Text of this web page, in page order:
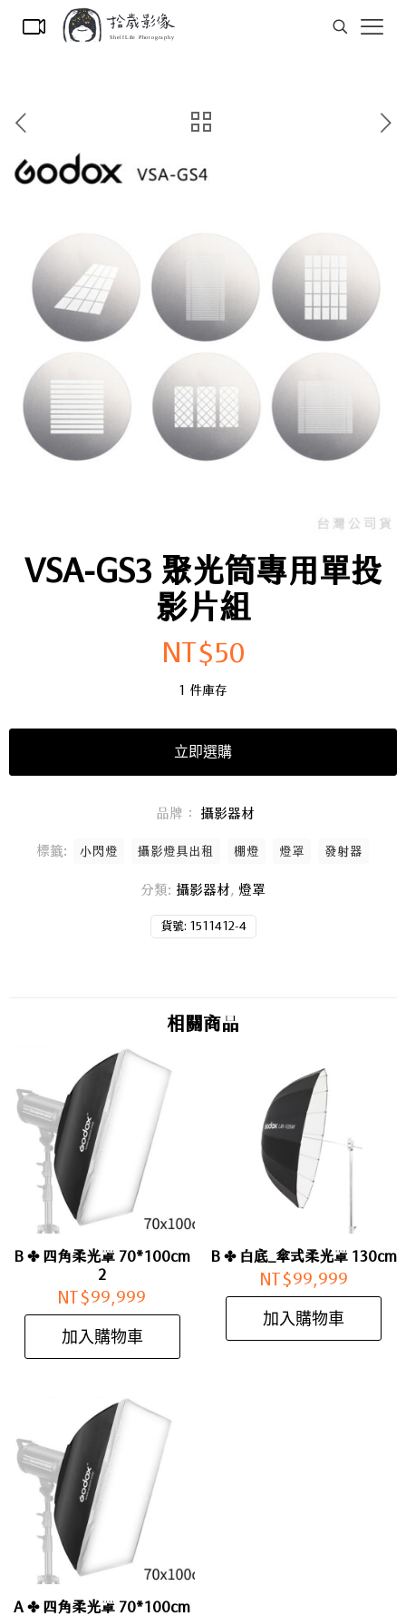
VSA-GS3 聚光筒專用單投
影片組
NT$50
1 件庫存
立即選購
貨號: 1511412-4
分類: 攝影器材 , 燈罩
標籤: 小閃燈 攝影燈具出租 棚燈 燈罩 發射器
品牌： 攝影器材
相關商品
B ✤ 四角柔光罩 70*100cm
2
NT$99,999
加入購物車
B ✤ 白底_傘式柔光罩 130cm
NT$99,999
加入購物車
A ✤ 四角柔光罩 70*100cm